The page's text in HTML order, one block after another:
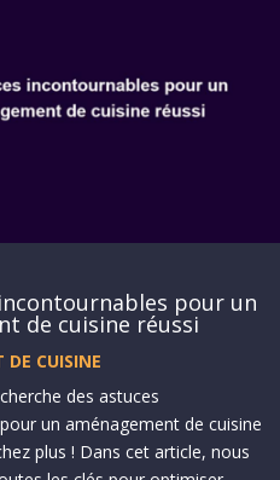
pour un
de cuisine réussi
CUISINE
des astuces
un aménagement de cuisine
plus ! Dans cet article, nous